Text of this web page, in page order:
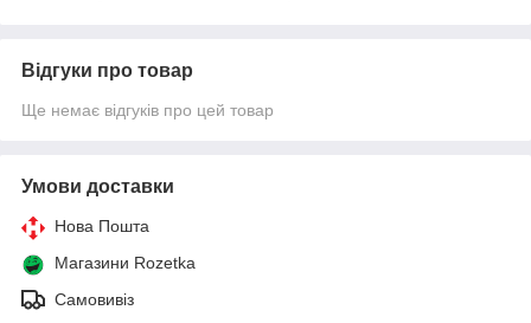
Відгуки про товар
Ще немає відгуків про цей товар
Умови доставки
Нова Пошта
Магазини Rozetka
Самовивіз